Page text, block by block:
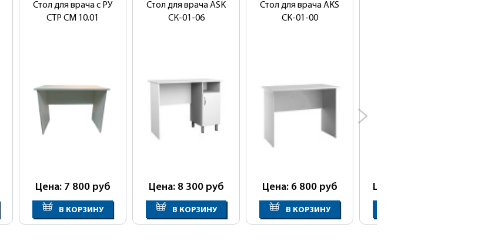
Стол для врача с РУ
CTP CM 10.01
Цена: 7 800 руб
В КОРЗИНУ
Стол для врача ASK
СК-01-06
Цена: 8 300 руб
В КОРЗИНУ
Стол для врача AKS
СК-01-00
Цена: 6 800 руб
В КОРЗИНУ
Цена: 12 900